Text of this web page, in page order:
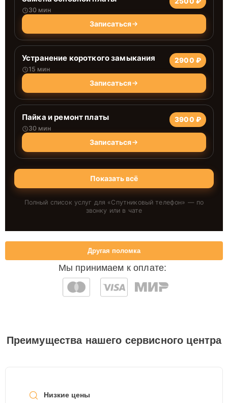
30 мин
Записаться
Устранение короткого замыкания
15 мин
2900 ₽
Записаться
Пайка и ремонт платы
30 мин
3900 ₽
Записаться
Показать всё
Полный список услуг для «Спутниковый телефон» — по
звонку или в чате
Мы принимаем к оплате:
Другая поломка
Преимущества нашего сервисного центра
Низкие цены